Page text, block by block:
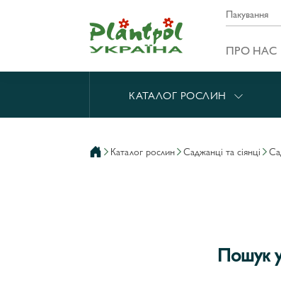
Пакування
ПРО НАС
КАТАЛОГ РОСЛИН
каталог рослин саджанці та сіянці
Пошук